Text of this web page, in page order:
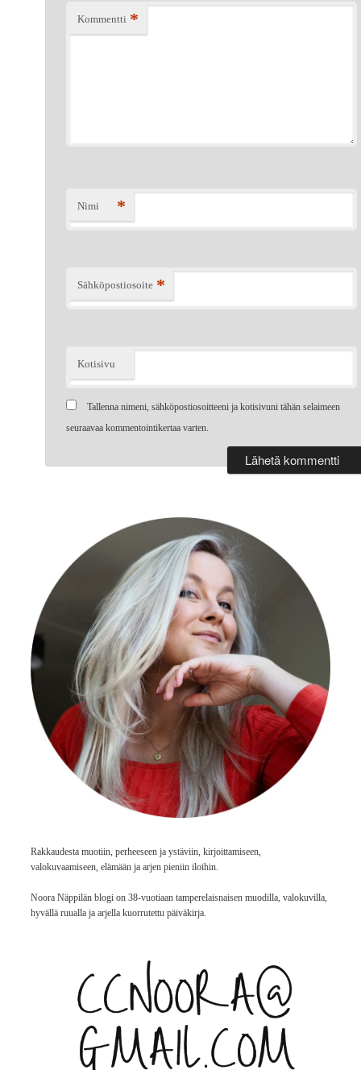
Kommentti *
Nimi *
Sähköpostiosoite *
Kotisivu
Tallenna nimeni, sähköpostiosoitteeni ja kotisivuni tähän selaimeen
seuraavaa kommentointikertaa varten.
Rakkaudesta muotiin, perheeseen ja ystäviin, kirjoittamiseen,
valokuvaamiseen, elämään ja arjen pieniin iloihin.
Noora Näppilän blogi on 38-vuotiaan tamperelaisnaisen muodilla, valokuvilla,
hyvällä ruualla ja arjella kuorrutettu päiväkirja.